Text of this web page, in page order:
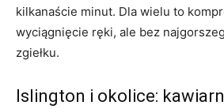
kilkanaście minut. Dla wielu to
wyciągnięcie ręki, ale bez
zgiełku.
Islington i okolice: